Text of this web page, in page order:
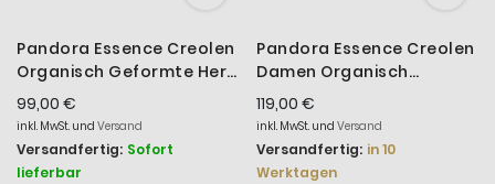
Pandora Essence Creolen
Organisch Geformte Herz
Vergoldet 263807C00
99,00 €
inkl. MwSt. und Versand
Versandfertig: Sofort
lieferbar
Pandora Essence Creolen
Damen Organisch
Geformt Vergoldet
263299C00
119,00 €
inkl. MwSt. und Versand
Versandfertig: in 10
Werktagen